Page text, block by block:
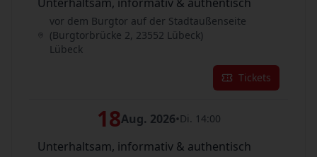
vor dem Burgtor auf der Stadtaußenseite
(Burgtorbrücke 2, 23552 Lübeck)
Lübeck
Tickets
18Aug. 2026•Di. 14:00
Unterhaltsam, informativ & authentisch